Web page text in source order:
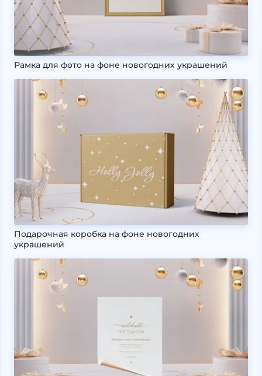
Рамка для фото на фоне новогодних украшений
Подарочная коробка на фоне новогодних
украшений